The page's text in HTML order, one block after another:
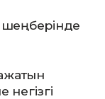
негізгі